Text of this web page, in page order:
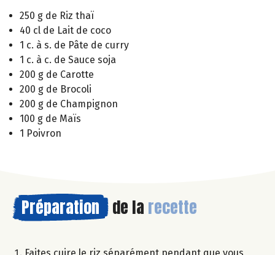
250 g de Riz thaï
40 cl de Lait de coco
1 c. à s. de Pâte de curry
1 c. à c. de Sauce soja
200 g de Carotte
200 g de Brocoli
200 g de Champignon
100 g de Maïs
1 Poivron
Préparation de la recette